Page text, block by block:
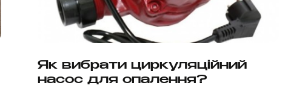
Дивитися
Як вибрати циркуляційний
насос для опалення?